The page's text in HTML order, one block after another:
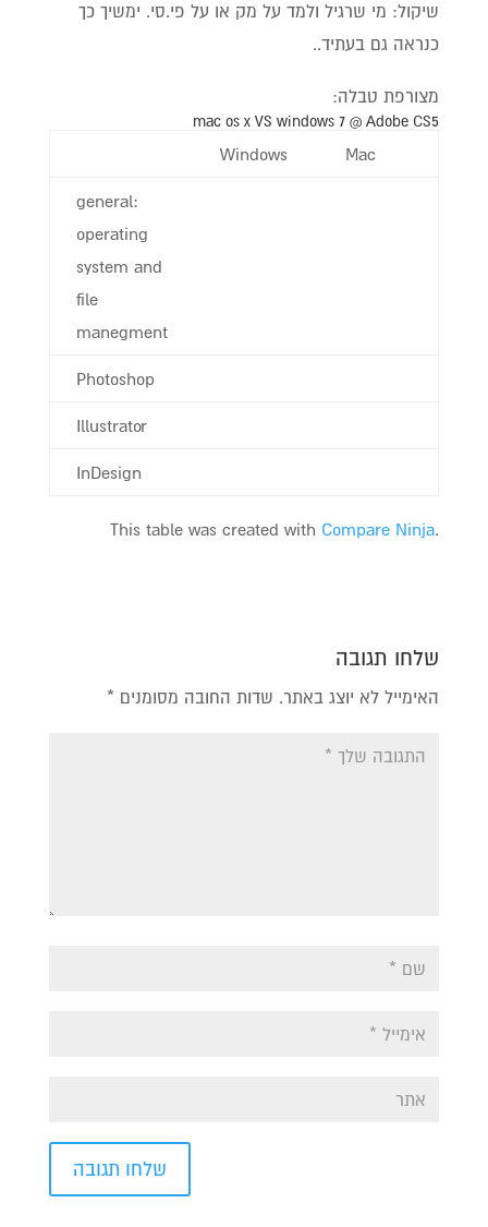
שיקול: מי שרגיל ולמד על מק או על פי.סי. ימשיך כך
כנראה גם בעתיד..
מצורפת טבלה:
mac os x VS windows 7 @ Adobe CS5
Windows Mac
general:
operating
system and
file
manegment
Photoshop
Illustrator
InDesign
This table was created with Compare Ninja
שלחו תגובה
האימייל לא יוצג באתר. שדות החובה מסומנים *